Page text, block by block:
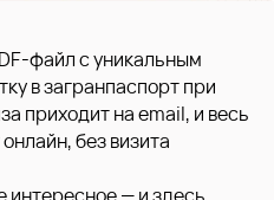
файл с уникальным
в загранпаспорт при
приходит на email, и весь
без визита